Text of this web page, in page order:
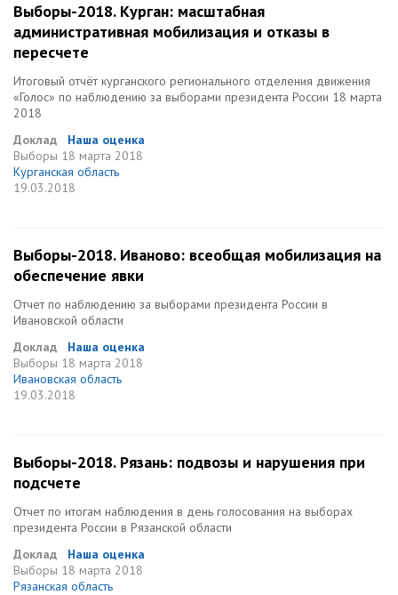
Выборы-2018. Курган: масштабная
административная мобилизация и отказы в
пересчете
Итоговый отчёт курганского регионального отделения движения
«Голос» по наблюдению за выборами президента России 18 марта
2018
Доклад
Наша оценка
Выборы 18 марта 2018
Курганская область
19.03.2018
Выборы-2018. Иваново: всеобщая мобилизация на
обеспечение явки
Отчет по наблюдению за выборами президента России в
Ивановской области
Доклад
Наша оценка
Выборы 18 марта 2018
Ивановская область
19.03.2018
Выборы-2018. Рязань: подвозы и нарушения при
подсчете
Отчет по итогам наблюдения в день голосования на выборах
президента России в Рязанской области
Доклад
Наша оценка
Выборы 18 марта 2018
Рязанская область